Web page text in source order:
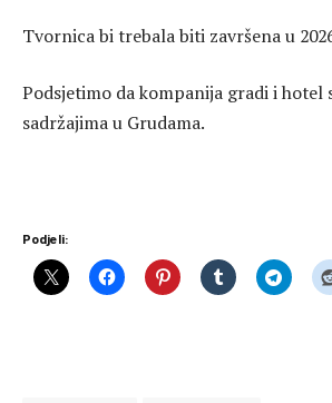
Tvornica bi trebala biti završena u
Podsjetimo da kompanija gradi i hotel
sadržajima u Grudama.
Podjeli: